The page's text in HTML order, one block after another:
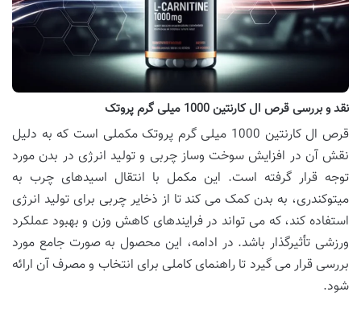
نقد و بررسی قرص ال کارنتین 1000 میلی گرم پروتک
قرص ال کارنتین 1000 میلی گرم پروتک مکملی است که به دلیل
نقش آن در افزایش سوخت وساز چربی و تولید انرژی در بدن مورد
توجه قرار گرفته است. این مکمل با انتقال اسیدهای چرب به
میتوکندری، به بدن کمک می کند تا از ذخایر چربی برای تولید انرژی
استفاده کند، که می تواند در فرایندهای کاهش وزن و بهبود عملکرد
ورزشی تأثیرگذار باشد. در ادامه، این محصول به صورت جامع مورد
بررسی قرار می گیرد تا راهنمای کاملی برای انتخاب و مصرف آن ارائه
شود.